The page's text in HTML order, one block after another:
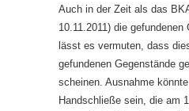
Auch in der Zeit als das
10.11.2011) die gefundenen
lässt es vermuten, dass
gefundenen Gegenstände
scheinen. Ausnahme
Handschließe sein, die am